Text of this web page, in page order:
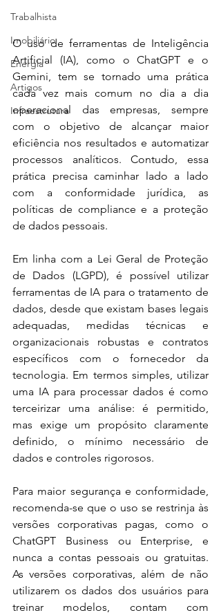
Trabalhista
Imobiliário
Energia
Artigos
Infraestrutura
O uso de ferramentas de Inteligência
Artificial (IA), como o ChatGPT e o
Gemini, tem se tornado uma prática
cada vez mais comum no dia a dia
operacional das empresas, sempre
com o objetivo de alcançar maior
eficiência nos resultados e automatizar
processos analíticos. Contudo, essa
prática precisa caminhar lado a lado
com a conformidade jurídica, as
políticas de compliance e a proteção
de dados pessoais.
Em linha com a Lei Geral de Proteção
de Dados (LGPD), é possível utilizar
ferramentas de IA para o tratamento de
dados, desde que existam bases legais
adequadas, medidas técnicas e
organizacionais robustas e contratos
específicos com o fornecedor da
tecnologia. Em termos simples, utilizar
uma IA para processar dados é como
terceirizar uma análise: é permitido,
mas exige um propósito claramente
definido, o mínimo necessário de
dados e controles rigorosos.
Para maior segurança e conformidade,
recomenda-se que o uso se restrinja às
versões corporativas pagas, como o
ChatGPT Business ou Enterprise, e
nunca a contas pessoais ou gratuitas.
As versões corporativas, além de não
utilizarem os dados dos usuários para
treinar modelos, contam com